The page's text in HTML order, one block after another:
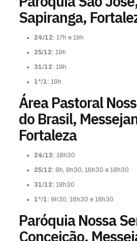
Sapiranga,
24/12: 17h e 19h
25/12: 19h
31/12: 19h
1°/1: 19h
Área Pastoral
do Brasil,
Fortaleza
24/12: 18h30
25/12: 8h, 9h30, 16h30 e 18h30
31/12: 18h30
1°/1: 9h30, 16h30 e 18h30
Paróquia Nossa
Conceição,